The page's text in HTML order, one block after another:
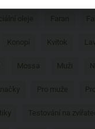
oleje Faran
Konopí Kvitok
Mossa Muži
Pro muže
Testování na